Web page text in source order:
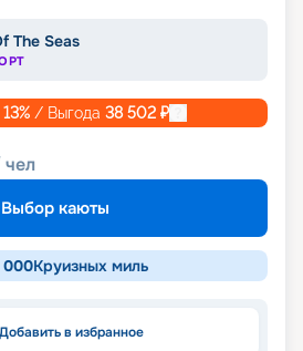
The Seas
13% / Выгода 38 502 ₽
чел
Выбор каюты
000Круизных миль
Добавить в избранное